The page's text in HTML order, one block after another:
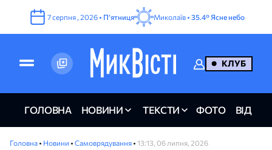
7серпня , 2026 • Пʼятниця Миколаїв • 35.4° Ясне небо
КЛУБ
ГОЛОВНА НОВИНИ ТЕКСТИ ФОТО ВІДЕО
Головна • Новини • Самоврядування • 13:13, 06 липня, 2026